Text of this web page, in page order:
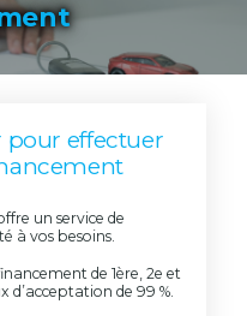
pour effectuer
un service de
à vos besoins.
de 1ère, 2e et
d’acceptation de 99 %.